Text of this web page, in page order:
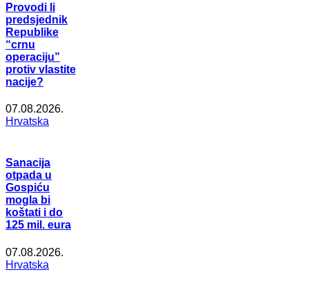
Provodi li
predsjednik
Republike
“crnu
operaciju”
protiv vlastite
nacije?
07.08.2026.
Hrvatska
Sanacija
otpada u
Gospiću
mogla bi
koštati i do
125 mil. eura
07.08.2026.
Hrvatska